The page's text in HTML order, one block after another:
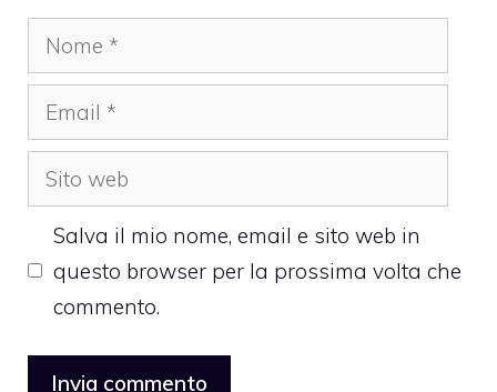
Nome
Email
Sito
web
Salva il mio nome, email e sito web in
questo browser per la prossima volta che
commento.